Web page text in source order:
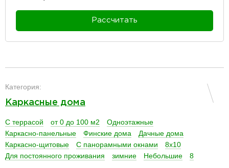
Рассчитать
Категория:
Каркасные дома
С террасой от 0 до 100 м2
Одноэтажные
Каркасно-панельные
Финские дома
Дачные дома
Каркасно-щитовые
С панорамными окнами
8х10
Для постоянного проживания
зимние Небольшие 8